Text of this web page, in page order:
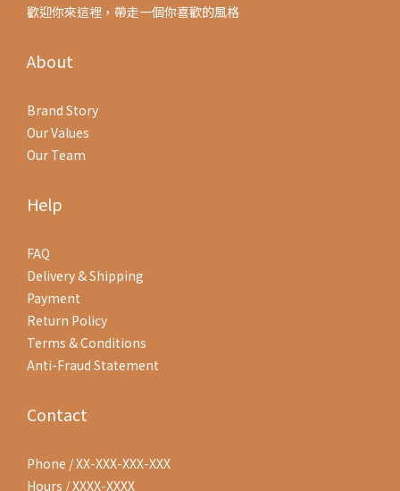
歡迎你來這裡，帶走一個你喜歡的風格
About
Brand Story
Our Values
Our Team
Help
FAQ
Delivery & Shipping
Payment
Return Policy
Terms & Conditions
Anti-Fraud Statement
Contact
Phone / XX-XXX-XXX-XXX
Hours / XXXX-XXXX